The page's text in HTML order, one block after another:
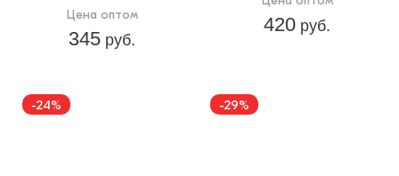
Цена оптом
345 руб.
420 руб.
-24% -29%